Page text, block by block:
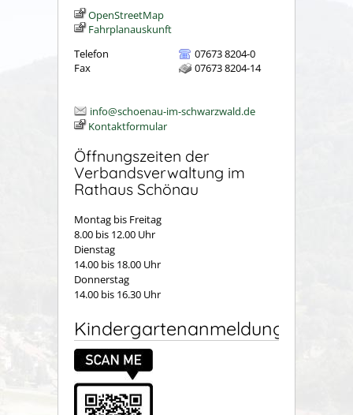
OpenStreetMap
Fahrplanauskunft
Telefon
07673 8204-0
Fax
07673 8204-14
info@schoenau-im-schwarzwald.de
Kontaktformular
Öffnungszeiten der
Verbandsverwaltung im
Rathaus Schönau
Montag bis Freitag
8.00 bis 12.00 Uhr
Dienstag
14.00 bis 18.00 Uhr
Donnerstag
14.00 bis 16.30 Uhr
Kindergartenanmeldung